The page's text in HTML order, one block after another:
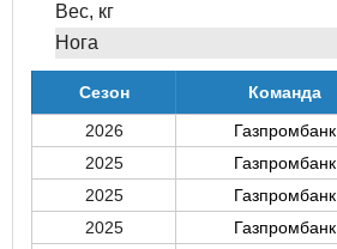
Вес, кг
Нога
Сезон
Команда
2026
Газпромбанк
2025
Газпромбанк
2025
Газпромбанк
2025
Газпромбанк